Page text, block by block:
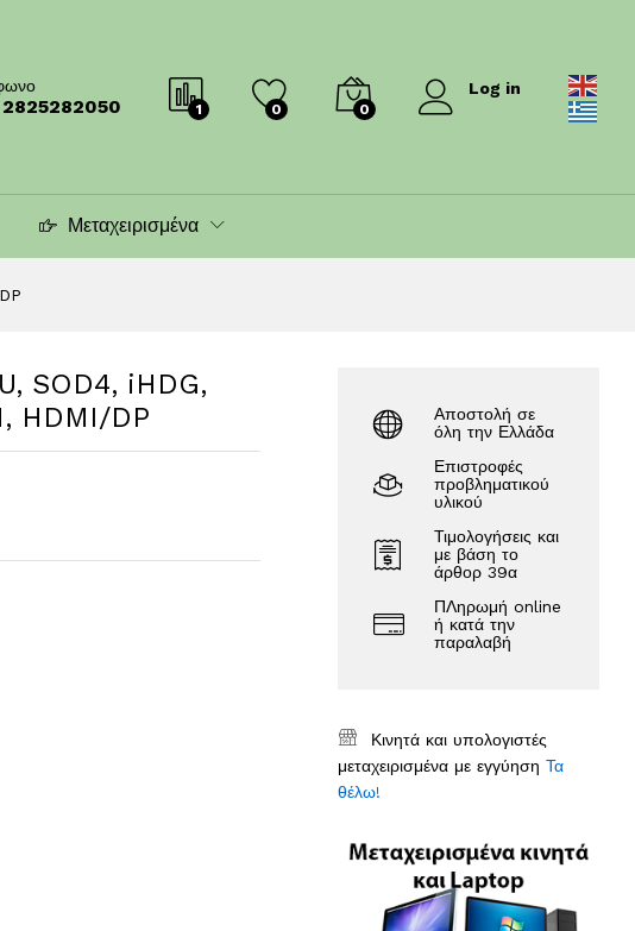
1 0 0
Log in
Μεταχειρισμένα
SOD4, iHDG,
HDMI/DP
Αποστολή σε
όλη την Ελλάδα
Επιστροφές
προβληματικού
υλικού
Τιμολογήσεις και
με βάση το
άρθορ 39α
ΠΛηρωμή online
ή κατά την
παραλαβή
Κινητά και υπολογιστές
μεταχειρισμένα με εγγύησηΤα
θέλω!